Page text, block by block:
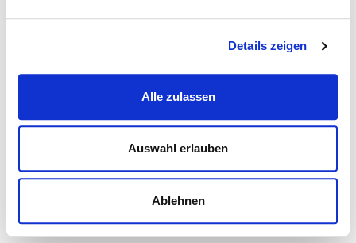
Details zeigen
Alle zulassen
Auswahl erlauben
Ablehnen